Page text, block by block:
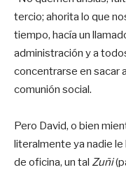
tercio; ahorita lo que
tiempo, hacía un
administración y a
concentrarse en sacar
comunión social.
Pero David, o bien
literalmente ya nadie
de oficina, un tal Zuñi